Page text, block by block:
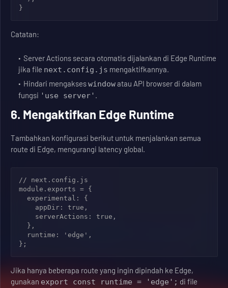
Catatan:
Server Actions secara otomatis dijalankan di Edge Runtime
jika file next.config.js mengaktifkannya.
Hindari mengakseswindowatau API browser di dalam
fungsi 'use server' .
6. Mengaktifkan Edge Runtime
Tambahkan konfigurasi berikut untuk menjalankan semua
route di Edge, mengurangi latency global.
// next.config.js
module.exports = {
Jika hanya beberapa route yang ingin dipindah ke Edge,
gunakan export const runtime = 'edge'; di file